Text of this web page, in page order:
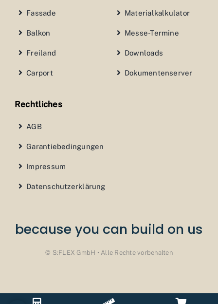
Fassade
Balkon
Freiland
Carport
Materialkalkulator
Messe-Termine
Downloads
Dokumentenserver
Rechtliches
AGB
Garantiebedingungen
Impressum
Datenschutzerklärung
because you can build on us
© S:FLEX GmbH • Alle Rechte vorbehalten